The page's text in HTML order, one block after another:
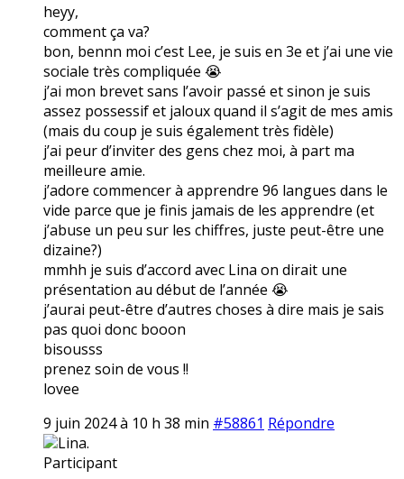
heyy,
comment ça va?
bon, bennn moi c’est Lee, je suis en 3e et j’ai une vie
sociale très compliquée 😭
j’ai mon brevet sans l’avoir passé et sinon je suis
assez possessif et jaloux quand il s’agit de mes amis
(mais du coup je suis également très fidèle)
j’ai peur d’inviter des gens chez moi, à part ma
meilleure amie.
j’adore commencer à apprendre 96 langues dans le
vide parce que je finis jamais de les apprendre (et
j’abuse un peu sur les chiffres, juste peut-être une
dizaine?)
mmhh je suis d’accord avec Lina on dirait une
présentation au début de l’année 😭
j’aurai peut-être d’autres choses à dire mais je sais
pas quoi donc booon
bisousss
prenez soin de vous !!
lovee
9 juin 2024 à 10 h 38 min #58861 Répondre
Lina.
Participant